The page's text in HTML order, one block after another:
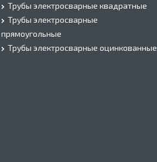
Трубы электросварные квадратные
Трубы электросварные
прямоугольные
Трубы электросварные оцинкованные